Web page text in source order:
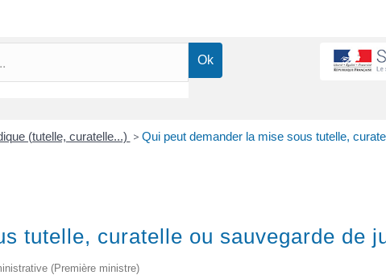
(tutelle, curatelle...) > Qui peut demander la mise sous tutelle,
tutelle, curatelle ou sauvegarde de
(Première ministre)